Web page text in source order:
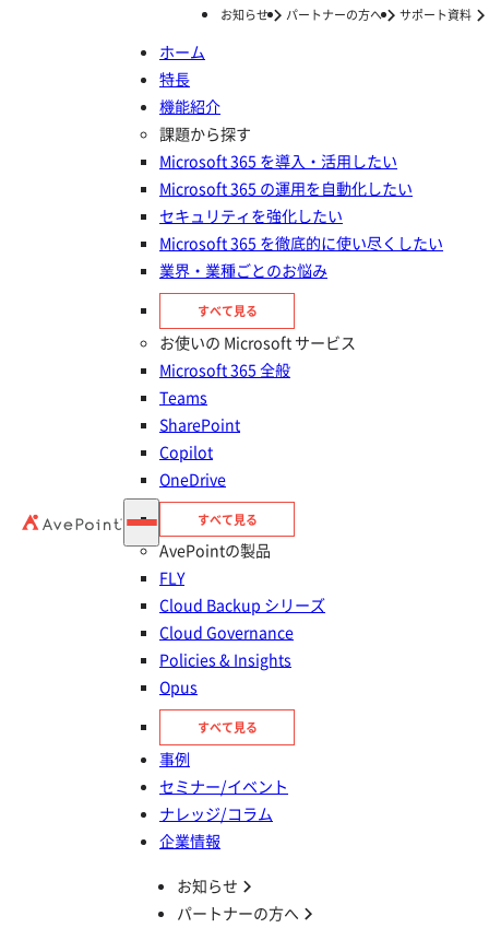
お知らせ パートナーの方へ サポート資料
ホーム
特長
機能紹介
課題から探す
Microsoft 365 を導入・活用したい
Microsoft 365 の運用を自動化したい
セキュリティを強化したい
Microsoft 365 を徹底的に使い尽くしたい
業界・業種ごとのお悩み
すべて見る
お使いの Microsoft サービス
Microsoft 365 全般
Teams
SharePoint
Copilot
OneDrive
すべて見る
AvePointの製品
FLY
Cloud Backup シリーズ
Cloud Governance
Policies & Insights
Opus
すべて見る
事例
セミナー/イベント
ナレッジ/コラム
企業情報
お知らせ
パートナーの方へ
オムロン株式会社、Microsoft
365 と AvePoint Cloud
Governance を組み合わせて、
社内外グローバル情報共有と各国
法令/指令/社内エリア ルール対応
オムロン株式会社 様
ITプラットフォーム革新センタワークスタイル
アプリケーション部
壱岐 天彦 様
10,001名～
製造